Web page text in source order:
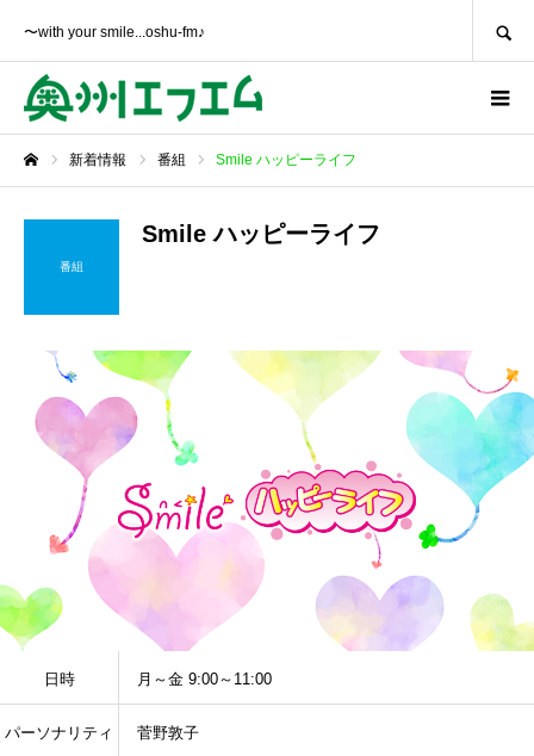
〜with your smile...oshu-fm♪
新着情報 番組 Smile ハッピーライフ
番組
Smile ハッピーライフ
日時 月～金 9:00～11:00
パーソナリティ 菅野敦子